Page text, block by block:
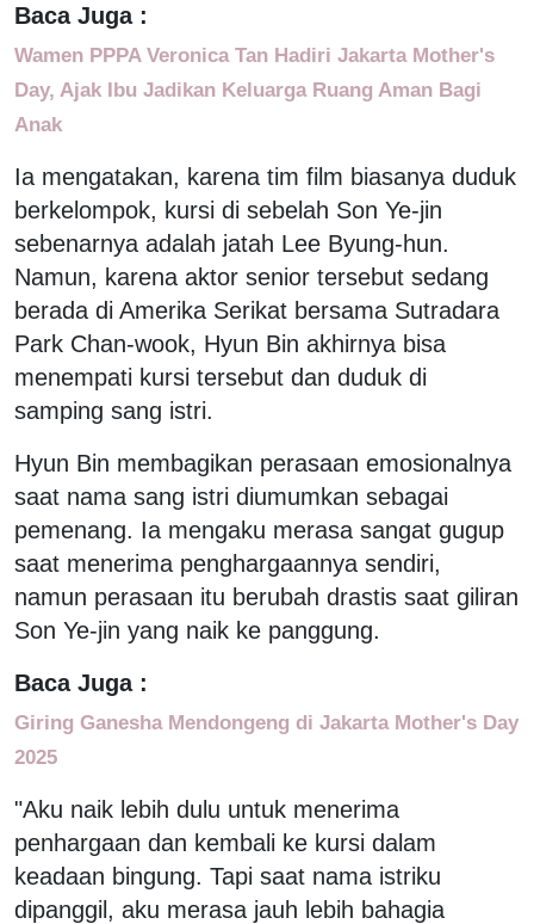
Baca Juga :
Wamen PPPA Veronica Tan Hadiri Jakarta Mother's
Day, Ajak Ibu Jadikan Keluarga Ruang Aman Bagi
Anak
Ia mengatakan, karena tim film biasanya duduk
berkelompok, kursi di sebelah Son Ye-jin
sebenarnya adalah jatah Lee Byung-hun.
Namun, karena aktor senior tersebut sedang
berada di Amerika Serikat bersama Sutradara
Park Chan-wook, Hyun Bin akhirnya bisa
menempati kursi tersebut dan duduk di
samping sang istri.
Hyun Bin membagikan perasaan emosionalnya
saat nama sang istri diumumkan sebagai
pemenang. Ia mengaku merasa sangat gugup
saat menerima penghargaannya sendiri,
namun perasaan itu berubah drastis saat giliran
Son Ye-jin yang naik ke panggung.
Baca Juga :
Giring Ganesha Mendongeng di Jakarta Mother's Day
2025
"Aku naik lebih dulu untuk menerima
penhargaan dan kembali ke kursi dalam
keadaan bingung. Tapi saat nama istriku
dipanggil, aku merasa jauh lebih bahagia